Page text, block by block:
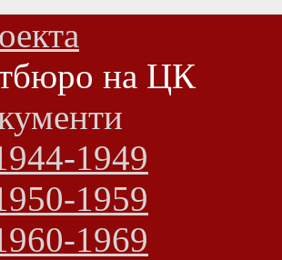
на ЦК
1949
1959
1969